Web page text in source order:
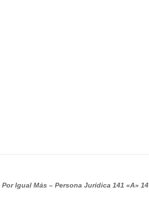
Igual Más – PersonaJurídica 141 «A» 14